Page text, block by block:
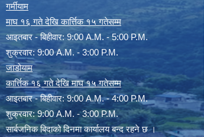
गर्मीयाम
माघ १६ गते देखि कार्त्तिक १५ गतेसम्म
आइतबार - बिहीवार: 9:00 A.M. - 5:00 P.M.
शुक्रवार: 9:00 A.M. - 3:00 P.M.
जाडोयाम
कार्त्तिक १६ गते देखि माघ १५ गतेसम्म
आइतबार - बिहीवार: 9:00 A.M. - 4:00 P.M.
शुक्रवार: 9:00 A.M. - 3:00 P.M.
सार्बजनिक बिदाको दिनमा कार्यालय बन्द रहने छ ।